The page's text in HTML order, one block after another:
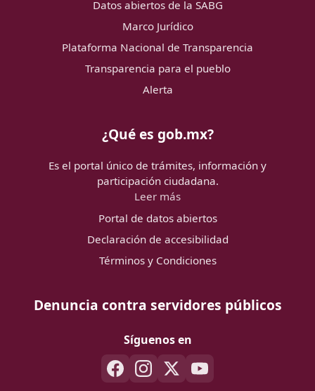
Datos abiertos de la SABG
Marco Jurídico
Plataforma Nacional de Transparencia
Transparencia para el pueblo
Alerta
¿Qué es gob.mx?
Es el portal único de trámites, información y
participación ciudadana.
Leer más
Portal de datos abiertos
Declaración de accesibilidad
Términos y Condiciones
Denuncia contra servidores públicos
Síguenos en